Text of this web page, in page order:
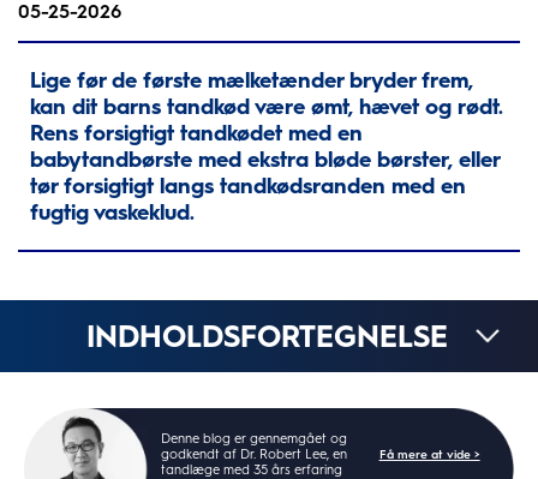
05-25-2026
Lige før de første mælketænder bryder frem,
kan dit barns tandkød være ømt, hævet og rødt.
Rens forsigtigt tandkødet med en
babytandbørste med ekstra bløde børster, eller
tør forsigtigt langs tandkødsranden med en
fugtig vaskeklud.
INDHOLDSFORTEGNELSE
Denne blog er gennemgået og
godkendt af Dr. Robert Lee, en
tandlæge med 35 års erfaring
Få mere at vide >